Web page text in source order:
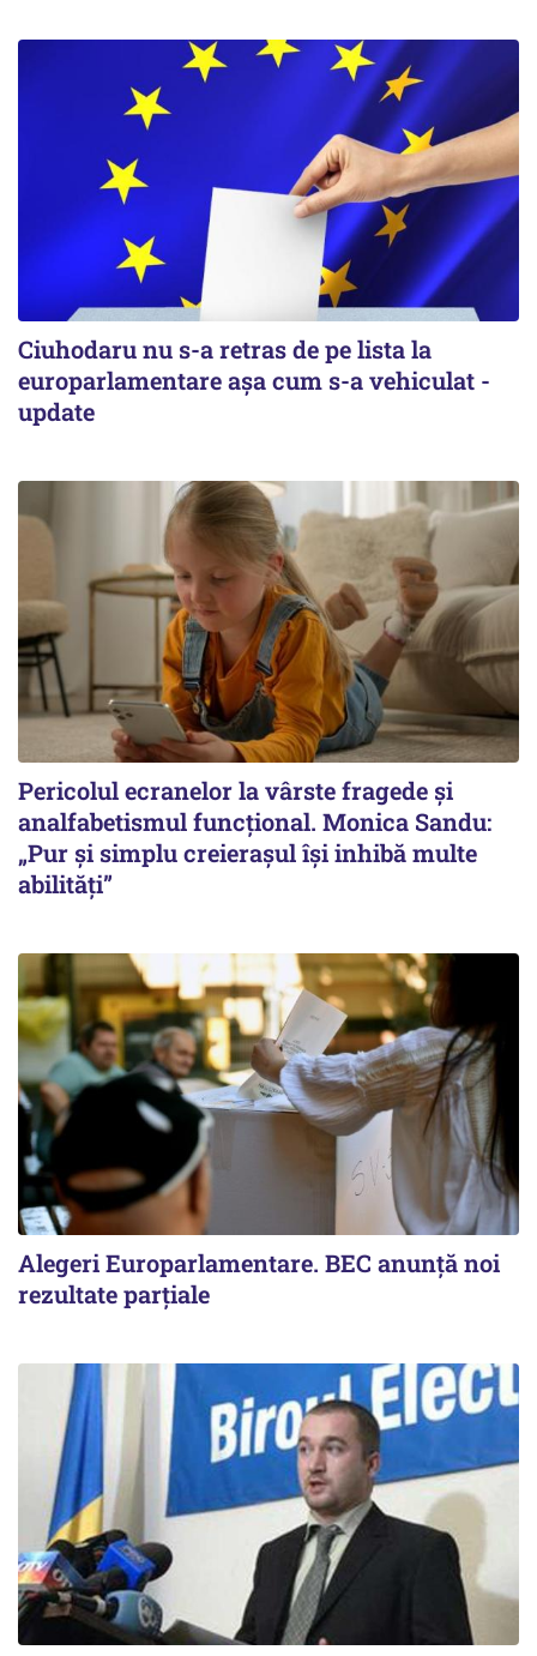
Ciuhodaru nu s-a retras de pe lista la
europarlamentare așa cum s-a vehiculat -
update
Pericolul ecranelor la vârste fragede și
analfabetismul funcțional. Monica Sandu:
„Pur și simplu creierașul își inhibă multe
abilități”
Alegeri Europarlamentare. BEC anunţă noi
rezultate parţiale